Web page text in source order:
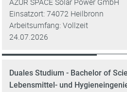
Einsatzort: 74072 Heilbronn
Arbeitsumfang: Vollzeit
24.07.2026
Duales Studium - Bachelor of
Lebensmittel- und